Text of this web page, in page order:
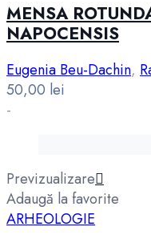
MENSA
NAPOCENSIS
Eugenia Beu-Dachin,
50,00 lei
-
Previzualizare
Adaugă la favorite
ARHEOLOGIE